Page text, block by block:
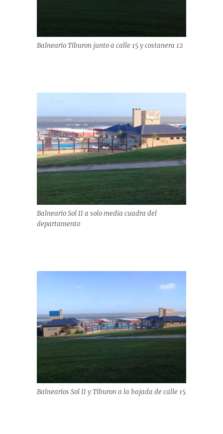
Balneario Tiburon junto a calle 15 y costanera 12
Balneario Sol II a solo media cuadra del
departamento
Balnearios Sol II y Tiburon a la bajada de calle 15